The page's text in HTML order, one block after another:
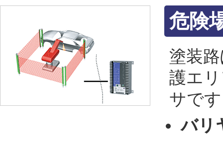
危険
塗装
護エ
サで
バリ